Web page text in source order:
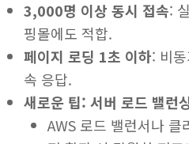
3,000명 이상 동시 접속:
핑몰에도 적합.
페이지 로딩 1초 이하: 비
속 응답.
새로운 팁: 서버 로드 밸런
AWS 로드 밸런서나